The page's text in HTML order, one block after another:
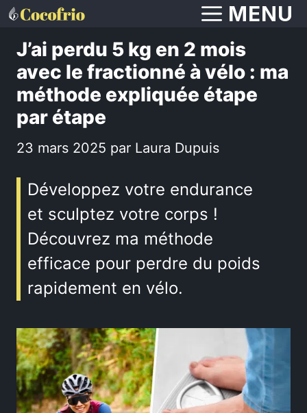
Aller
contenu
MENU
J’ai perdu 5 kg en 2 mois
avec le fractionné à vélo : ma
méthode expliquée étape
par étape
23 mars 2025 par Laura Dupuis
Développez votre endurance
et sculptez votre corps !
Découvrez ma méthode
efficace pour perdre du poids
rapidement en vélo.